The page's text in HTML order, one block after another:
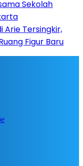
Sekolah
Arie Tersingkir,
Figur Baru